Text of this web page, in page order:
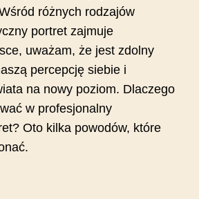
różnych rodzajów
portret zajmuje
uważam, że jest zdolny
percepcję siebie i
na nowy poziom. Dlaczego
w profesjonalny
Oto kilka powodów, które